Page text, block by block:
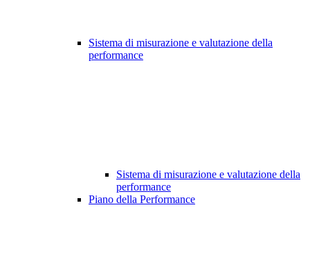
Sistema di misurazione e valutazione della
performance
Sistema di misurazione e valutazione della
performance
Piano della Performance